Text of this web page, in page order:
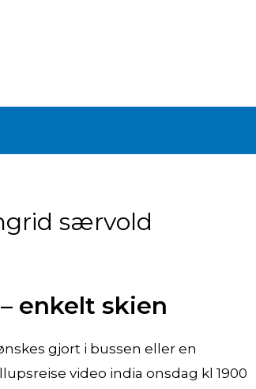
særvold
enkelt skien
gjort i bussen eller en
video india onsdag kl 1900